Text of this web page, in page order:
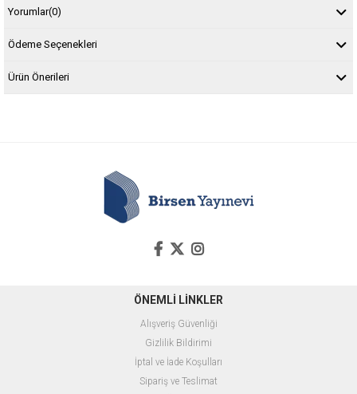
Yorumlar(0)
Ödeme Seçenekleri
Ürün Önerileri
ÖNEMLİ LİNKLER
Alışveriş Güvenliği
Gizlilik Bildirimi
İptal ve İade Koşulları
Sipariş ve Teslimat